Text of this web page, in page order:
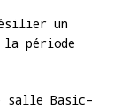
un
période
salle Basic-